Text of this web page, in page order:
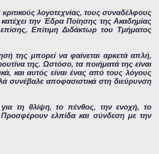
λογοτεχνίας, τους συναδέλφους
την Έδρα Ποίησης της Ακαδημίας
Επίτιμη Διδάκτωρ του Τμήματος
της μπορεί να φαίνεται αρκετά απλή,
της. Ωστόσο, τα ποιήματά της είναι
και αυτός είναι ένας από τους λόγους
συνέβαλε αποφασιστικά στη διεύρυνση
τη θλίψη, το πένθος, την ενοχή, το
ελπίδα και σύνδεση με την